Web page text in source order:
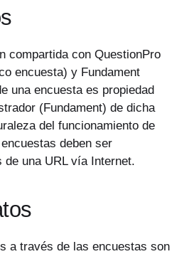
compartida con QuestionPro
encuesta) y Fundament
una encuesta es propiedad
(Fundament) de dicha
del funcionamiento de
deben ser
de una URL vía Internet.
a través de las encuestas son